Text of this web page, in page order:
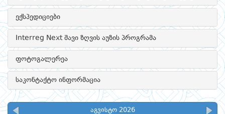
ექსპედიციები
Interreg Next შავი ზღვის აუზის პროგრამა
ფოტოგალერეა
საკონტაქტო ინფორმაცია
აგვისტო 2026